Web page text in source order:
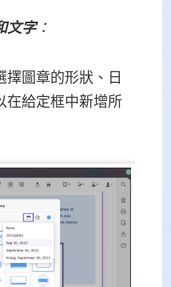
文字：
圖章的形狀、日
在給定框中新增所